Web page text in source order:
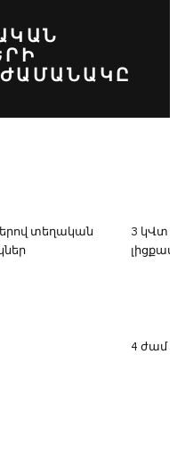
տեղական
3 կՎտ
4 ժամ